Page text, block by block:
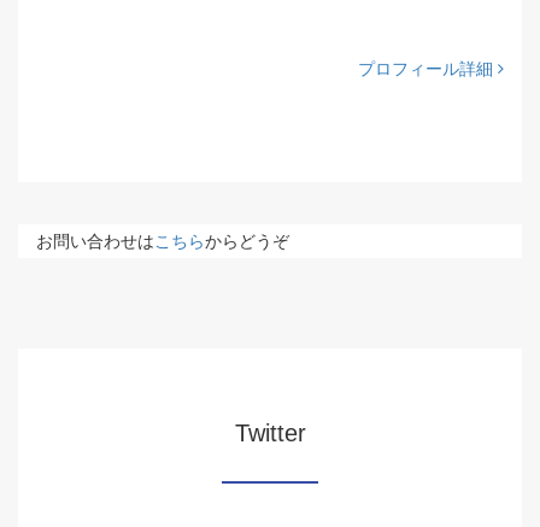
プロフィール詳細
お問い合わせはこちらからどうぞ
Twitter